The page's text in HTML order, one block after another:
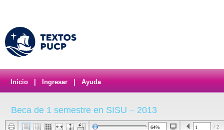
Inicio Ingresar Ayuda
Beca de 1 semestre en SISU – 2013
/ 2